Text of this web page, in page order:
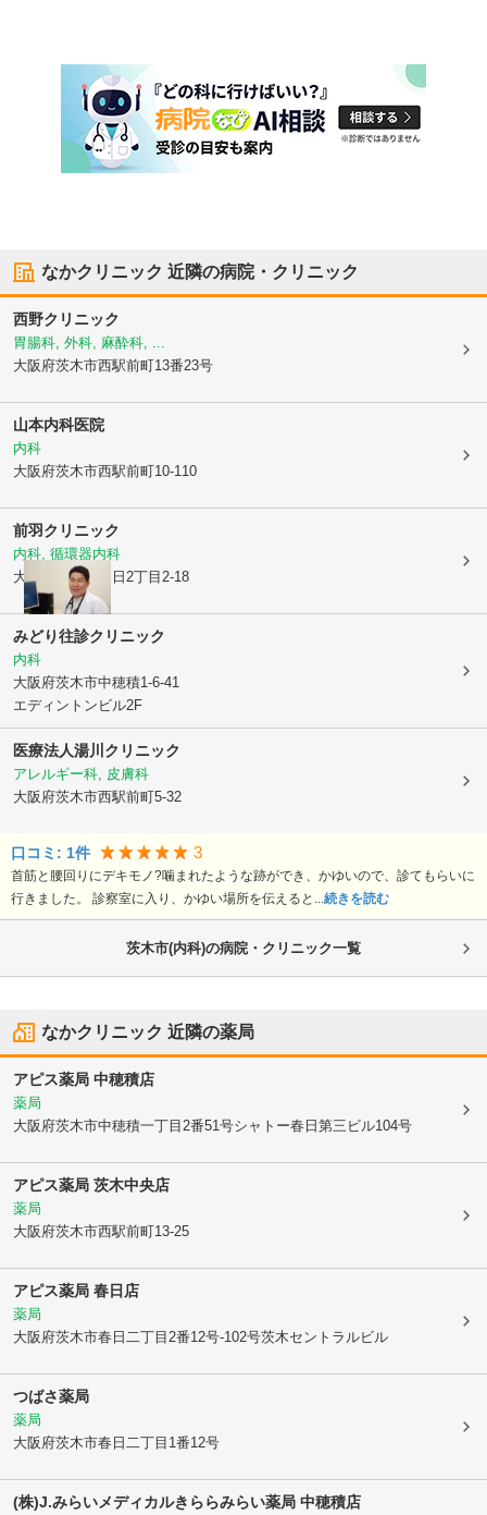
なかクリニック 近隣の病院・クリニック
西野クリニック
胃腸科, 外科, 麻酔科, ...
大阪府茨木市西駅前町13番23号
山本内科医院
内科
大阪府茨木市西駅前町10-110
前羽クリニック
内科, 循環器内科
大阪府茨木市
春日2丁目2-18
みどり往診クリニック
内科
大阪府茨木市中穂積1-6-41
エディントンビル2F
医療法人湯川クリニック
アレルギー科, 皮膚科
大阪府茨木市西駅前町5-32
口コミ: 1件 3
首筋と腰回りにデキモノ?噛まれたような跡ができ、かゆいので、診てもらいに
行きました。 診察室に入り、かゆい場所を伝えると...続きを読む
茨木市(内科)の病院・クリニック一覧
なかクリニック 近隣の薬局
アピス薬局 中穂積店
薬局
大阪府茨木市中穂積一丁目2番51号シャトー春日第三ビル104号
アピス薬局 茨木中央店
薬局
大阪府茨木市西駅前町13-25
アピス薬局 春日店
薬局
大阪府茨木市春日二丁目2番12号-102号茨木セントラルビル
つばさ薬局
薬局
大阪府茨木市春日二丁目1番12号
(株)J.みらいメディカルきららみらい薬局 中穂積店